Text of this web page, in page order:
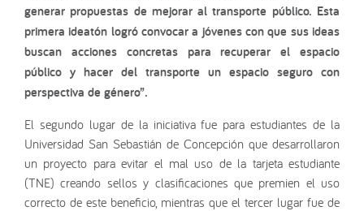
generar propuestas de mejorar al transporte público. Esta
primera ideatón logró convocar a jóvenes con que sus ideas
buscan acciones concretas para recuperar el espacio
público y hacer del transporte un espacio seguro con
perspectiva de género”.
El segundo lugar de la iniciativa fue para estudiantes de la
Universidad San Sebastián de Concepción que desarrollaron
un proyecto para evitar el mal uso de la tarjeta estudiante
(TNE) creando sellos y clasificaciones que premien el uso
correcto de este beneficio, mientras que el tercer lugar fue de